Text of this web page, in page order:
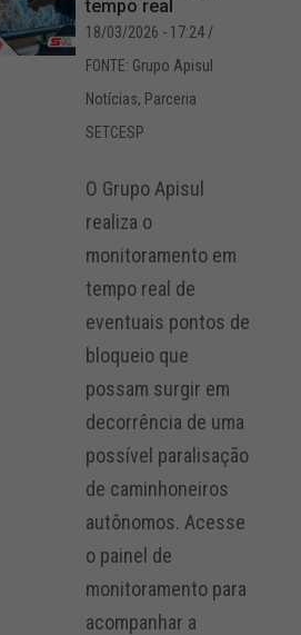
tempo real
18/03/2026 - 17:24/
FONTE: Grupo Apisul
Notícias, Parceria
SETCESP
O Grupo Apisul
realiza o
monitoramento em
tempo real de
eventuais pontos de
bloqueio que
possam surgir em
decorrência de uma
possível paralisação
de caminhoneiros
autônomos. Acesse
o painel de
monitoramento para
acompanhar a